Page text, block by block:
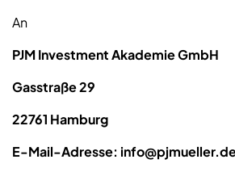
An
PJM Investment Akademie GmbH
Gasstraße 29
22761 Hamburg
E-Mail-Adresse: